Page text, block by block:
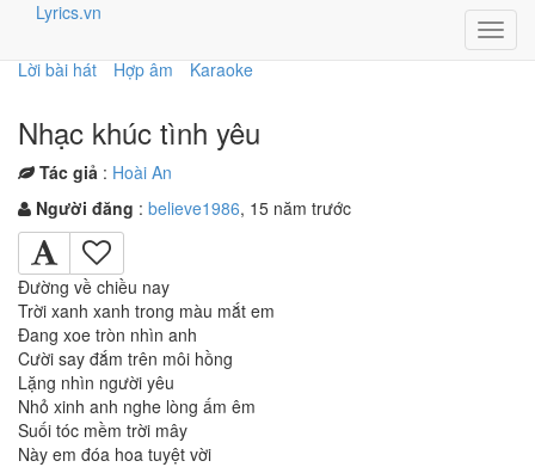
Lyrics.vn
Lời bài hát Hợp âm Karaoke
Nhạc khúc tình yêu
Tác giả : Hoài An
Người đăng : believe1986, 15 năm trước
Đường về chiều nay
Trời xanh xanh trong màu mắt em
Đang xoe tròn nhìn anh
Cười say đắm trên môi hồng
Lặng nhìn người yêu
Nhỏ xinh anh nghe lòng ấm êm
Suối tóc mềm trời mây
Này em đóa hoa tuyệt vời